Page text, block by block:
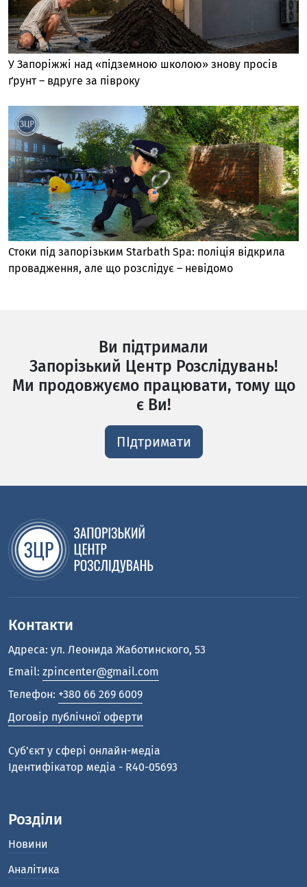
У Запоріжжі над «підземною школою» знову просів
ґрунт – вдруге за півроку
Стоки під запорізьким Starbath Spa: поліція відкрила
провадження, але що розслідує – невідомо
Ви підтримали
Запорізький Центр Розслідувань!
Ми продовжуємо працювати, тому що
є Ви!
ПІдтримати
Контакти
Адреса: ул. Леонида Жаботинского, 53
Email: zpincenter@gmail.com
Телефон: +380 66 269 6009
Договір публічної оферти
Cуб'єкт у сфері онлайн-медіа
Ідентифікатор медіа - R40-05693
Розділи
Новини
Аналітика